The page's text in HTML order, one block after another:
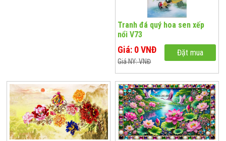
Tranh đá quý hoa sen xếp
nổi V73
Giá: 0 VNĐ
Giá NY: VNĐ
Đặt mua